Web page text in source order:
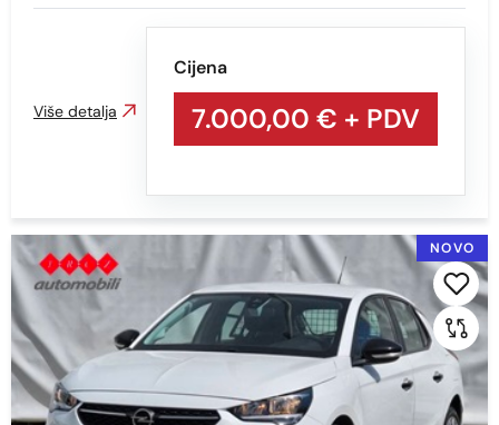
BIJELA - S EFEKTOM
BIJELA S EFEKTOM
PLAVA
SIVA
SIVA - S EFEKTOM
SIVA S EFEKTOM
SREBRNA
VIŠEBOJAN
Cijena
7.000,00 € + PDV
Više detalja
NOVO